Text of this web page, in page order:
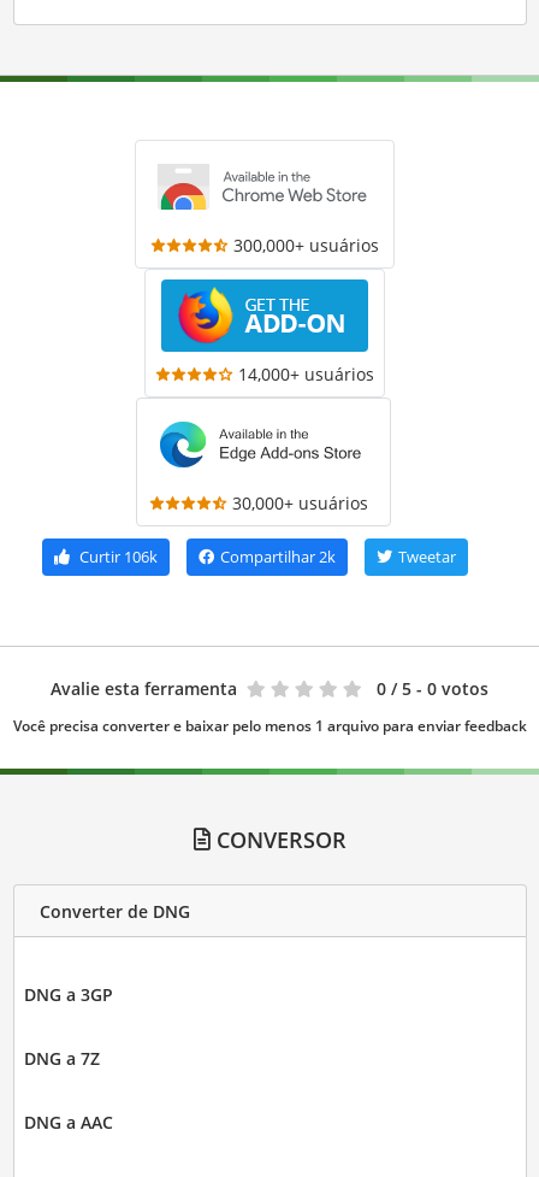
300,000+ usuários
14,000+ usuários
30,000+ usuários
Curtir 106k Compartilhar2k Tweetar
Avalie esta ferramenta 0 / 5 - 0 votos
Você precisa converter e baixar pelo menos 1 arquivo para enviar feedback
CONVERSOR
Converter de DNG
DNG a 3GP
DNG a 7Z
DNG a AAC